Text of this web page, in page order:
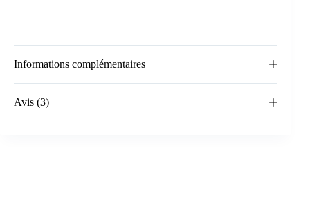
Informations complémentaires
Avis (3)